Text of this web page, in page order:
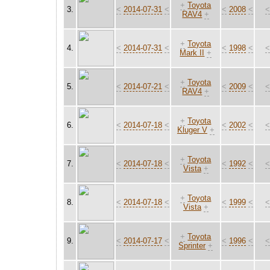
3. < 2014-07-31 < + Toyota
RAV4 +
< 2008 < <
4. < 2014-07-31 < + Toyota
Mark II
+
< 1998 < <
5. < 2014-07-21 < + Toyota
RAV4 +
< 2009 < <
6. < 2014-07-18 < + Toyota
Kluger V +
< 2002 < <
7. < 2014-07-18 < + Toyota
Vista +
< 1992 < <
8. < 2014-07-18 < + Toyota
Vista +
< 1999 < <
9. < 2014-07-17 < + Toyota
Sprinter +
< 1996 < <